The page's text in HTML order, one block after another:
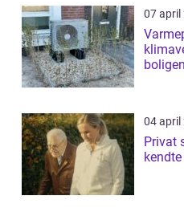
07 april
boligen
04 april
Privat